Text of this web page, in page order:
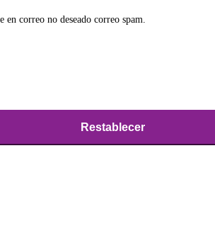
correo no deseado correo spam.
Restablecer